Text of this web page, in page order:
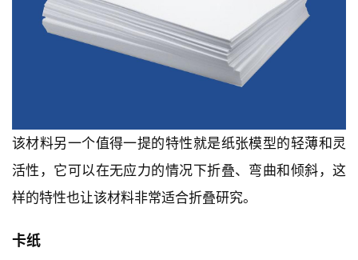
该材料另一个值得一提的特性就是纸张模型的轻薄和灵
活性，它可以在无应力的情况下折叠、弯曲和倾斜，这
样的特性也让该材料非常适合折叠研究。
卡纸